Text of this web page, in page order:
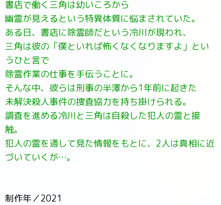
書店で働く三角は幼いころから
幽霊が見えるという特異体質に悩まされていた。
ある日、書店に除霊師だという冷川が現われ、
三角は彼の「僕といれば怖くなくなりますよ」とい
うひと言で
除霊作業の仕事を手伝うことに。
そんな中、彼らは刑事の半澤から1年前に起きた
未解決殺人事件の捜査協力を持ち掛けられる。
調査を進める冷川と三角は自殺した犯人の霊と接
触。
犯人の霊を通して見た情報をもとに、2人は真相に近
づいていくが…。
制作年／2021